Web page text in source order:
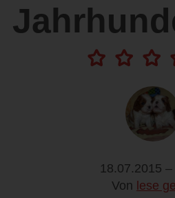
18.07.2015
Von lese